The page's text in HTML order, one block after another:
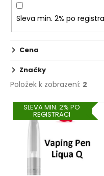
Sleva min. 2% po
Cena
Značky
Položek k zobrazení: 2
V
ý
SLEVA MIN. 2% PO
REGISTRACI
u
u
j
e
m
e
CHERRY
(TŘEŠEŇ)